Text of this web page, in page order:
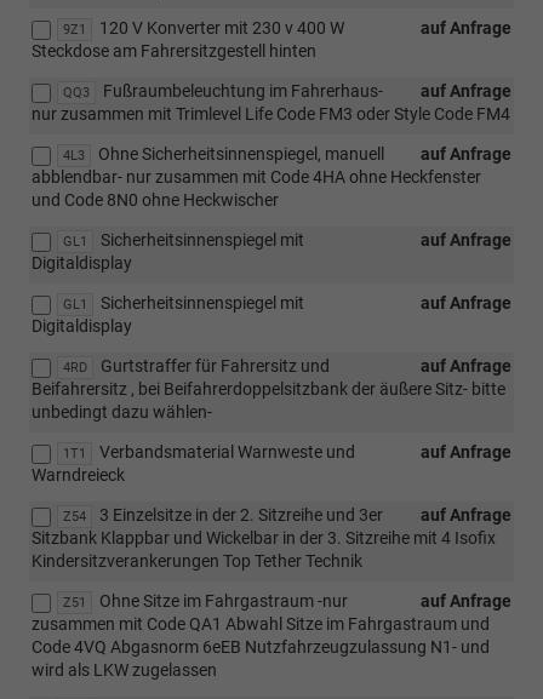
9Z1 auf Anfrage
120 V Konverter mit 230 v 400 W
Steckdose am Fahrersitzgestell hinten
QQ3 auf Anfrage
Fußraumbeleuchtung im Fahrerhaus-
nur zusammen mit Trimlevel Life Code FM3 oder Style Code FM4
4L3 auf Anfrage
Ohne Sicherheitsinnenspiegel, manuell
abblendbar- nur zusammen mit Code 4HA ohne Heckfenster
und Code 8N0 ohne Heckwischer
GL1 auf Anfrage
Sicherheitsinnenspiegel mit
Digitaldisplay
GL1 auf Anfrage
Sicherheitsinnenspiegel mit
Digitaldisplay
4RD auf Anfrage
Gurtstraffer für Fahrersitz und
Beifahrersitz , bei Beifahrerdoppelsitzbank der äußere Sitz- bitte
unbedingt dazu wählen-
1T1 auf Anfrage
Verbandsmaterial Warnweste und
Warndreieck
Z54 auf Anfrage
3 Einzelsitze in der 2. Sitzreihe und 3er
Sitzbank Klappbar und Wickelbar in der 3. Sitzreihe mit 4 Isofix
Kindersitzverankerungen Top Tether Technik
Z51 auf Anfrage
Ohne Sitze im Fahrgastraum -nur
zusammen mit Code QA1 Abwahl Sitze im Fahrgastraum und
Code 4VQ Abgasnorm 6eEB Nutzfahrzeugzulassung N1- und
wird als LKW zugelassen